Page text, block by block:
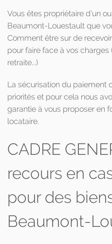
Vous êtes propriétaire d'un
Beaumont-Louestault que
Comment être sur de
pour faire face à vos
retraite...)
La sécurisation du paiement
priorités et pour cela nous
garantie à vous proposer en
locataire.
CADRE
recours en
pour des
Beaumont-